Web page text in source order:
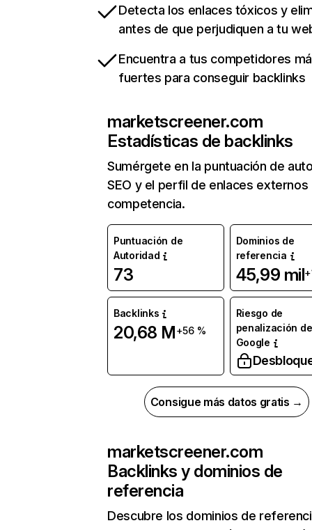
Detecta los enlaces tóxicos y
antes de que perjudiquen a tu
Encuentra a tus competidores
fuertes para conseguir backlinks
marketscreener.com
Estadísticas de backlinks
Sumérgete en la puntuación de
SEO y el perfil de enlaces externos
competencia.
Puntuación de
Autoridad
73
Dominios de
referencia
45,99 mil
Backlinks
20,68 M+56 %
Riesgo de
penalización de
Google
Consigue más datos gratis →
marketscreener.com
Backlinks y dominios de
referencia
Descubre los dominios de